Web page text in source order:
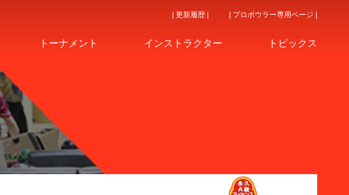
トーナメント インストラクター トピックス
| 更新履歴 | | プロボウラー専用ページ |